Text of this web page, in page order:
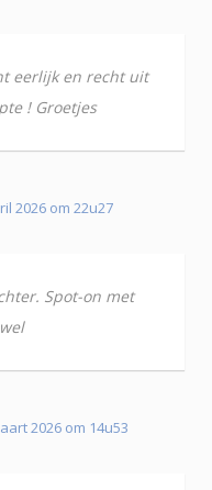
eerlijk en recht uit
! Groetjes
2026 om 22u27
Spot-on met
2026 om 14u53